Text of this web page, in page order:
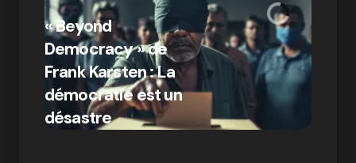
« Beyond
Democracy » de
Frank Karsten : La
démocratie est un
désastre
par Ines Aissani
on 03/10/2024